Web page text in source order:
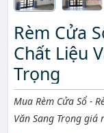
Rèm Cửa
Chất Liệu
Trọng
Mô tả ngắn
Mua Rèm Cửa Sổ -
Văn Sang Trọng giá